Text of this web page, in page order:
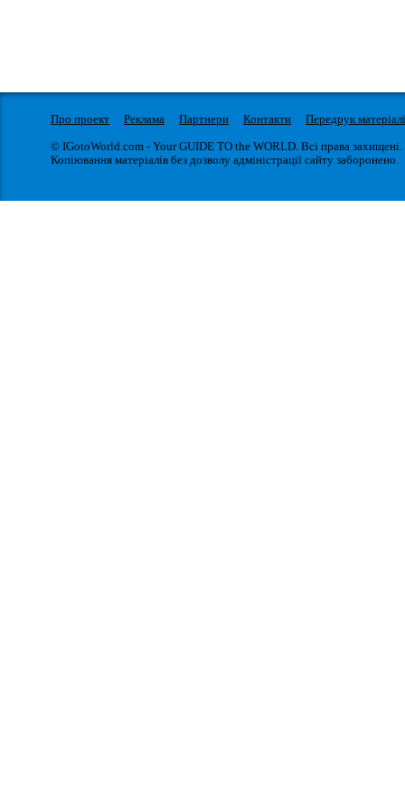
Про проект Реклама Партнери Контакти
Передрук
© IGotoWorld.com - Your GUIDE TO the WORLD. Всі права захищені.
Копіювання матеріалів без дозволу адміністрації сайту заборонено.